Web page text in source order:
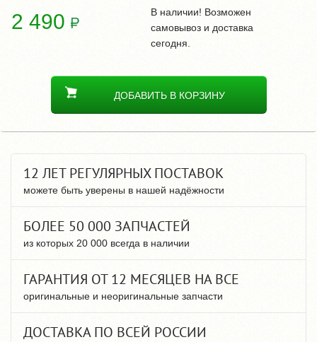
2 490
В наличии! Возможен
самовывоз и доставка
сегодня.
ДОБАВИТЬ В КОРЗИНУ
12 ЛЕТ РЕГУЛЯРНЫХ ПОСТАВОК
можете быть уверены в нашей надёжности
БОЛЕЕ 50 000 ЗАПЧАСТЕЙ
из которых 20 000 всегда в наличии
ГАРАНТИЯ ОТ 12 МЕСЯЦЕВ НА ВСЕ
оригинальные и неоригинальные запчасти
ДОСТАВКА ПО ВСЕЙ РОССИИ